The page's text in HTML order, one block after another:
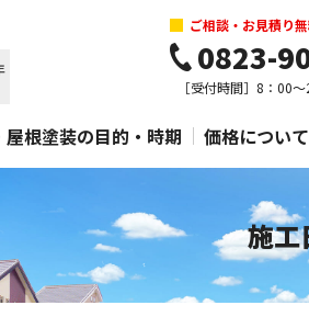
ご相談・お見積り無
0823-
［受付時間］8：00
屋根塗装の目的・時期 価格について
施工